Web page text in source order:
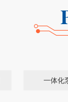
一体化